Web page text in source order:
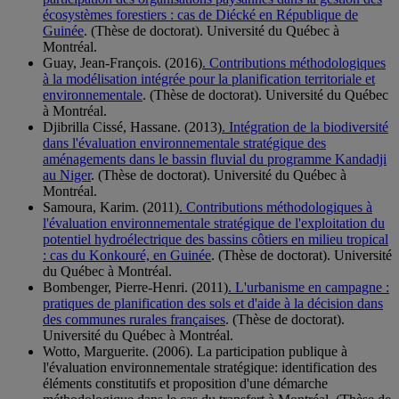
écosystèmes forestiers : cas de Diécké en République de
Guinée. (Thèse de doctorat). Université du Québec à
Montréal.
Guay, Jean-François. (2016). Contributions méthodologiques
à la modélisation intégrée pour la planification territoriale et
environnementale. (Thèse de doctorat). Université du Québec
à Montréal.
Djibrilla Cissé, Hassane. (2013). Intégration de la biodiversité
dans l'évaluation environnementale stratégique des
aménagements dans le bassin fluvial du programme Kandadji
au Niger. (Thèse de doctorat). Université du Québec à
Montréal.
Samoura, Karim. (2011). Contributions méthodologiques à
l'évaluation environnementale stratégique de l'exploitation du
potentiel hydroélectrique des bassins côtiers en milieu tropical
: cas du Konkouré, en Guinée. (Thèse de doctorat). Université
du Québec à Montréal.
Bombenger, Pierre-Henri. (2011). L'urbanisme en campagne :
pratiques de planification des sols et d'aide à la décision dans
des communes rurales françaises. (Thèse de doctorat).
Université du Québec à Montréal.
Wotto, Marguerite. (2006). La participation publique à
l'évaluation environnementale stratégique: identification des
éléments constitutifs et proposition d'une démarche